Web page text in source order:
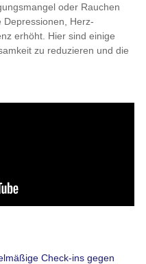
oder Rauchen
Depressionen, Herz-
erhöht. Hier sind einige
zu reduzieren und die
Check-ins gegen